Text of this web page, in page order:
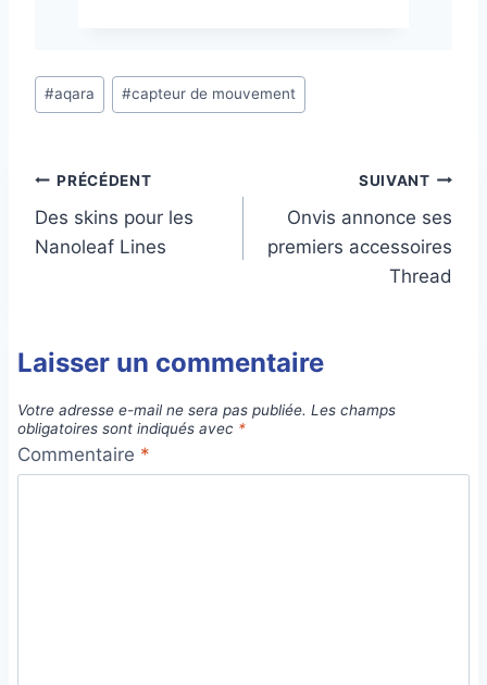
Étiquettes
de
publication :
#aqara #capteur de mouvement
Navigation
de
PRÉCÉDENT
Des skins pour les
Nanoleaf Lines
SUIVANT
Onvis annonce ses
premiers accessoires
Thread
Laisser un commentaire
Votre adresse e-mail ne sera pas publiée. Les champs
obligatoires sont indiqués avec *
Commentaire *